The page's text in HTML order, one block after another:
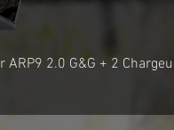
2.0 G&G + 2